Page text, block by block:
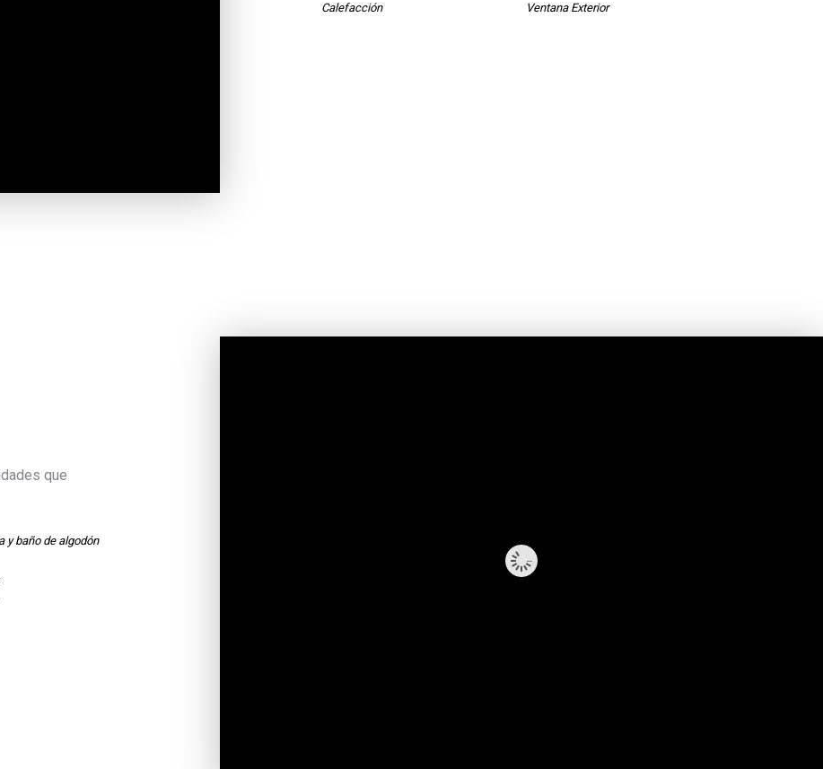
Calefacción
Ventana Exterior
que
y baño de algodón